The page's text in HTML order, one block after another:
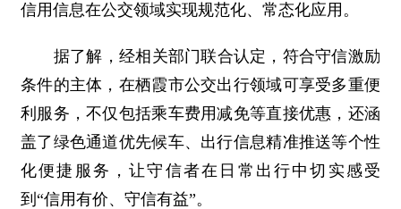
信用信息在公交领域实现规范化、常态化应用。
据了解，经相关部门联合认定，符合守信激励
条件的主体，在栖霞市公交出行领域可享受多重便
利服务，不仅包括乘车费用减免等直接优惠，还涵
盖了绿色通道优先候车、出行信息精准推送等个性
化便捷服务，让守信者在日常出行中切实感受
到“信用有价、守信有益”。